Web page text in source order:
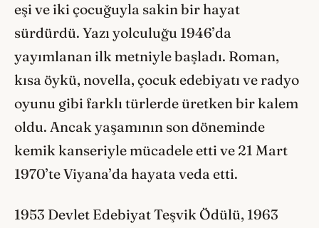
eşi ve iki çocuğuyla sakin bir hayat
sürdürdü. Yazı yolculuğu 1946’da
yayımlanan ilk metniyle başladı. Roman,
kısa öykü, novella, çocuk edebiyatı ve radyo
oyunu gibi farklı türlerde üretken bir kalem
oldu. Ancak yaşamının son döneminde
kemik kanseriyle mücadele etti ve 21 Mart
1970’te Viyana’da hayata veda etti.
1953 Devlet Edebiyat Teşvik Ödülü, 1963